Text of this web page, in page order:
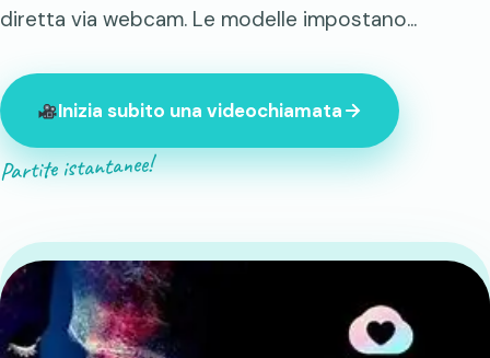
diretta via webcam. Le modelle impostano...
Inizia subito una videochiamata
Partite istantanee!